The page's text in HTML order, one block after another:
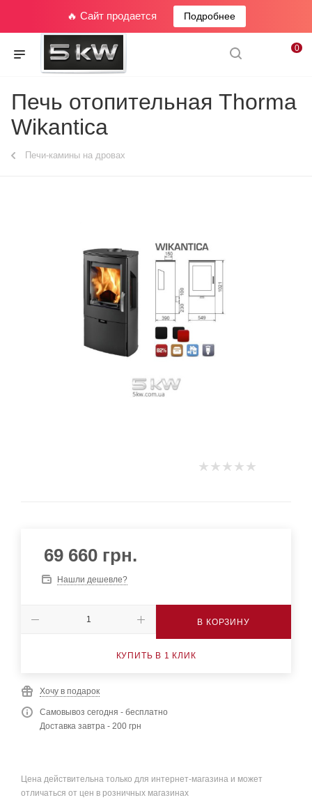
🔥 Сайт продается Подробнее
0
Печь отопительная Thorma
Wikantica
Печи-камины на дровах
69 660 грн.
Нашли дешевле?
В КОРЗИНУ
КУПИТЬ В 1 КЛИК
Хочу в подарок
Самовывоз сегодня - бесплатно
Доставка завтра - 200 грн
Цена действительна только для интернет-магазина и может
отличаться от цен в розничных магазинах